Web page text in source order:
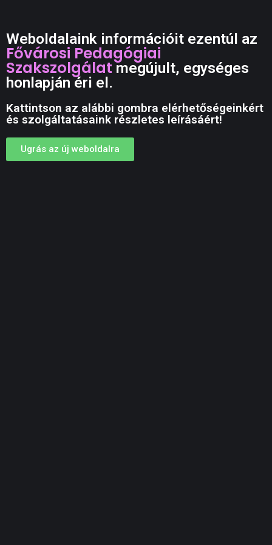
Weboldalaink információit ezentúl az
Fővárosi Pedagógiai
Szakszolgálatmegújult, egységes
honlapján éri el.
Kattintson az alábbi gombra elérhetőségeinkért
és szolgáltatásaink részletes leírásáért!
Ugrás az új weboldalra